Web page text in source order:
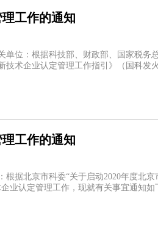
工作的通知
位：根据科技部、财政部、国家税务
术企业认定管理工作指引》（国科发
工作的通知
据北京市科委“关于启动2020年度北
业认定管理工作，现就有关事宜通知